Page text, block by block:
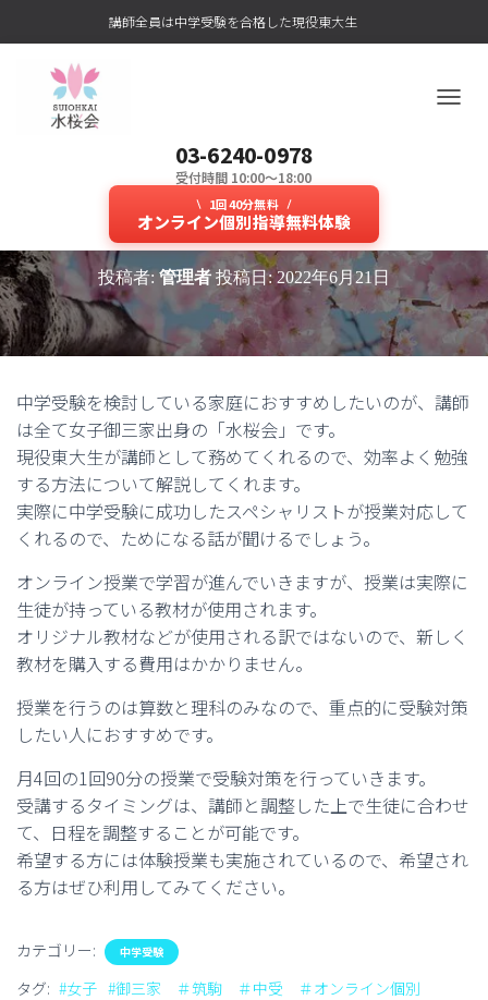
講師全員は中学受験を合格した現役東大生
03-6240-0978
受付時間 10:00～18:00
1回40分無料
オンライン個別指導無料体験
を
切
り
替
え
女子御三家の東大生が教える新し
いオンライン授業の仕組みとは？
投稿者: 管理者 投稿日:2022年6月21日
中学受験を検討している家庭におすすめしたいのが、講師
は全て女子御三家出身の「水桜会」です。
現役東大生が講師として務めてくれるので、効率よく勉強
する方法について解説してくれます。
実際に中学受験に成功したスペシャリストが授業対応して
くれるので、ためになる話が聞けるでしょう。
オンライン授業で学習が進んでいきますが、授業は実際に
生徒が持っている教材が使用されます。
オリジナル教材などが使用される訳ではないので、新しく
教材を購入する費用はかかりません。
授業を行うのは算数と理科のみなので、重点的に受験対策
したい人におすすめです。
月4回の1回90分の授業で受験対策を行っていきます。
受講するタイミングは、講師と調整した上で生徒に合わせ
て、日程を調整することが可能です。
希望する方には体験授業も実施されているので、希望され
る方はぜひ利用してみてください。
カテゴリー: 中学受験
タグ: #女子 #御三家 ＃筑駒 ＃中受 ＃オンライン個別